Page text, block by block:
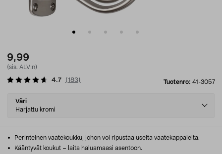
9,99
(sis. ALV:n)
Tuotenro: 41-3057
4.7 (183)
Select
variant
Väri
Harjattu kromi
Perinteinen vaatekoukku, johon voi ripustaa useita vaatekappaleita.
Kääntyvät koukut – laita haluamaasi asentoon.